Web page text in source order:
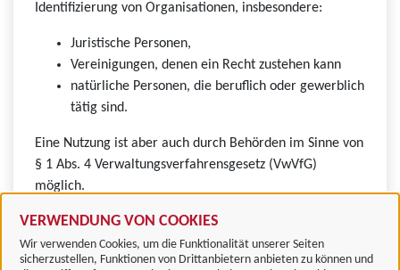
VERWENDUNG VON COOKIES
Wir verwenden Cookies, um die Funktionalität unserer Seiten
sicherzustellen, Funktionen von Drittanbietern anbieten zu können und
Identifizierung von Organisationen, insbesondere:
Juristische Personen,
Vereinigungen, denen ein Recht zustehen kann
natürliche Personen, die beruflich oder gewerblich
tätig sind.
Eine Nutzung ist aber auch durch Behörden im Sinne von
§ 1 Abs. 4 Verwaltungsverfahrensgesetz (VwVfG)
möglich.